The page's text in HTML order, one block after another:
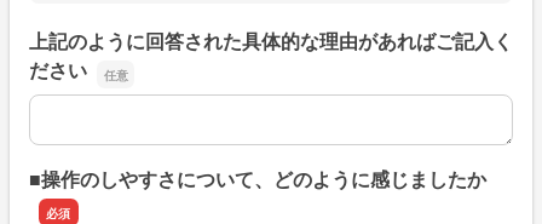
上記のように回答された具体的な理由があればご記入く
ださい
上記のように回答された具体的な理由があればご記入くだ
■操作のしやすさについて、どのように感じましたか